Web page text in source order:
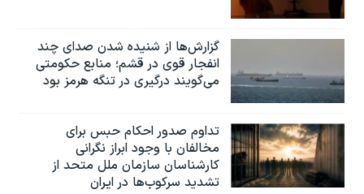
گزارش‌ها از شنیده شدن صدای چند
انفجار قوی در قشم؛ منابع حکومتی
می‌گویند درگیری در تنگه هرمز بود
تداوم صدور احکام حبس برای
مخالفان با وجود ابراز نگرانی
کارشناسان سازمان ملل متحد از
تشدید سرکوب‌ها در ایران